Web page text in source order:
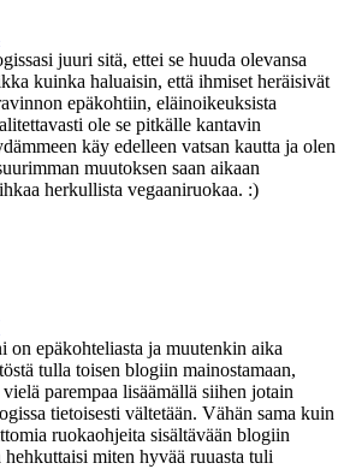
juuri sitä, ettei se huuda olevansa
kuinka haluaisin, että ihmiset heräisivät
epäkohtiin, eläinoikeuksista
ole se pitkälle kantavin
käy edelleen vatsan kautta ja olen
muutoksen saan aikaan
herkullista vegaaniruokaa. :)
on epäkohteliasta ja muutenkin aika
tulla toisen blogiin mainostamaan,
parempaa lisäämällä siihen jotain
tietoisesti vältetään. Vähän sama kuin
ruokaohjeita sisältävään blogiin
miten hyvää ruuasta tuli